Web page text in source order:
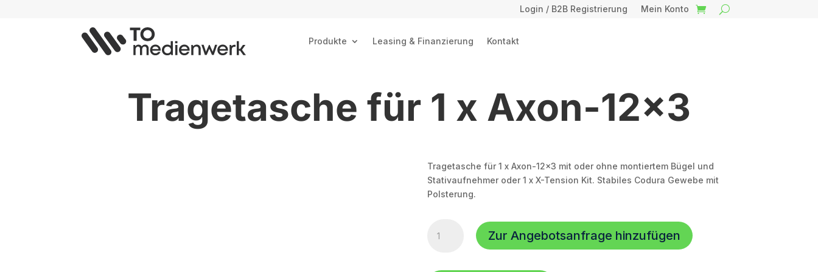
Login / B2B Registrierung Mein Konto
Produkte Leasing & Finanzierung Kontakt
Tragetasche für 1 x Axon-12×3
Tragetasche für 1 x Axon-12×3 mit oder ohne montiertem Bügel und
Stativaufnehmer oder 1 x X-Tension Kit. Stabiles Codura Gewebe mit
Polsterung.
Tragetasche
Zur Angebotsanfrage hinzufügen